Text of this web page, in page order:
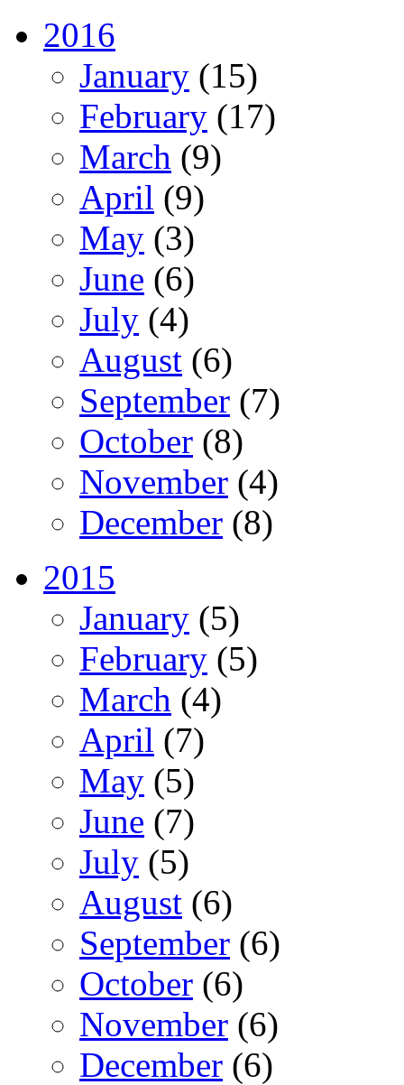
2016
January (15)
February (17)
March (9)
April (9)
May (3)
June (6)
July (4)
August (6)
September (7)
October (8)
November (4)
December (8)
2015
January (5)
February (5)
March (4)
April (7)
May (5)
June (7)
July (5)
August (6)
September (6)
October (6)
November (6)
December (6)